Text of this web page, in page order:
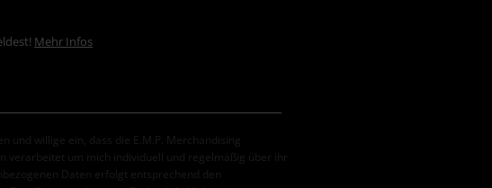
Mehr Infos
und willige ein, dass die E.M.P. Merchandising
verarbeitet um mich individuell und regelmäßig über ihr
Daten erfolgt entsprechend den